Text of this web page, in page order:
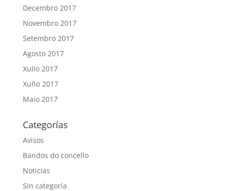
Decembro 2017
Novembro 2017
Setembro 2017
Agosto 2017
Xullo 2017
Xuño 2017
Maio 2017
Categorías
Avisos
Bandos do concello
Noticias
Sin categoría